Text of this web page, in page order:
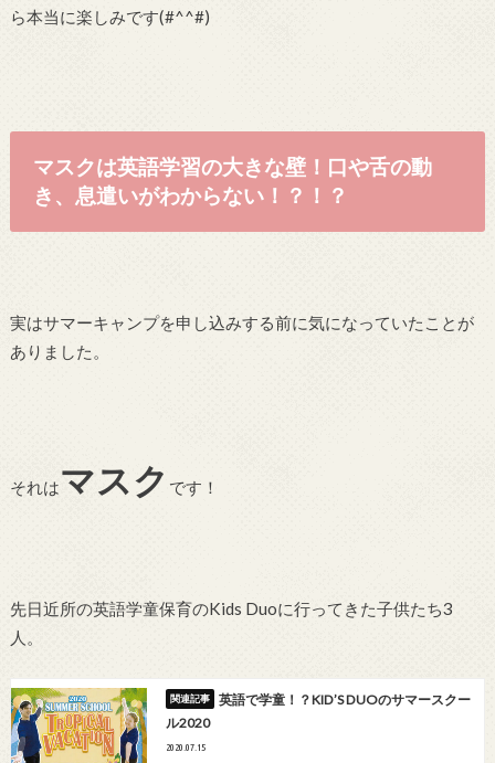
ら本当に楽しみです(#^^#)
マスクは英語学習の大きな壁！口や舌の動
き、息遣いがわからない！？！？
実はサマーキャンプを申し込みする前に気になっていたことが
ありました。
それはマスク です！
先日近所の英語学童保育のKids Duoに行ってきた子供たち3
人。
英語で学童！？KID’S DUOのサマースクー
ル2020
2020.07.15